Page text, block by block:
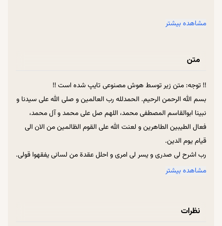
وقتی دل سرد شود، همه چیز فرو می‌ریزد
اخلاق بدون عشق، فقط عادت بی‌روح است
ایمان، آتشی است که هرگز خاموش نمی‌شود
همه دردها از جایی شروع می‌شود که عشق نیست
مشاهده بیشتر
متن
‼ توجه: متن زیر توسط هوش مصنوعی تایپ شده است ‼
بسم الله الرحمن الرحیم. الحمدلله رب العالمین و صلی الله علی سیدنا و
نبینا ابوالقاسم المصطفی محمد، اللهم صل علی محمد و آل محمد،
فعال الطیبین الطاهرین و لعنت الله علی القوم الظالمین من الان الی
قیام یوم الدین.
رب اشرح لی صدری و یسر لی امری و احلل عقدة من لسانی یفقهوا قولی.
دیشب درمورد این صحبت کردیم که مسئله اصلی ما چیست و درد
که ما به‌عنوان درد می‌دانیم، این‌ها درد ما نیست؛ مشکل اصلی ما
مشاهده بیشتر
نظرات